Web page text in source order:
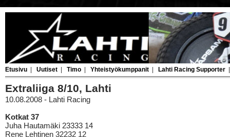
Etusivu Uutiset Timo Yhteistyökumppanit Lahti Racing Supporter
Extraliiga 8/10, Lahti
10.08.2008 - Lahti Racing
Kotkat 37
Juha Hautamäki 23333 14
Rene Lehtinen 32232 12